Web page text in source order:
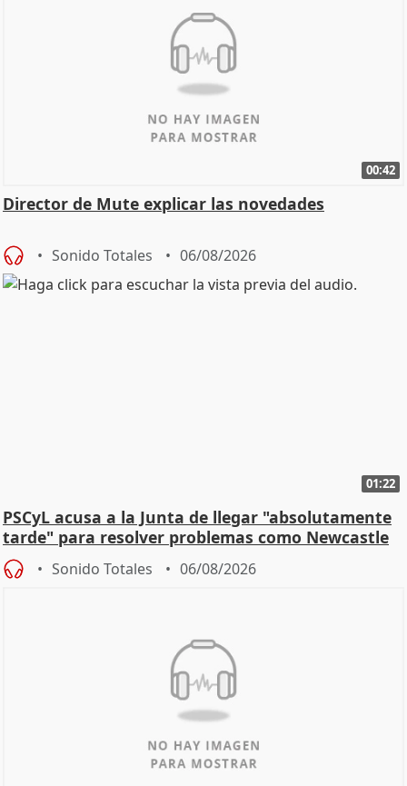
00:42
Director de Mute explicar las novedades
Sonido Totales 06/08/2026
01:22
PSCyL acusa a la Junta de llegar "absolutamente
tarde" para resolver problemas como Newcastle
Sonido Totales 06/08/2026